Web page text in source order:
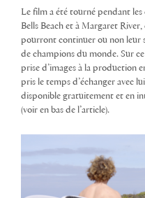
Le film a été tourné pendant les
Bells Beach et à Margaret
pourront continuer ou non leur
de champions du monde. Sur
prise d’images à la production
pris le temps d’échanger avec
disponible gratuitement et en
(voir en bas de l’article).